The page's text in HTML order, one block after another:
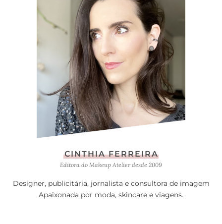
CINTHIA FERREIRA
Editora do Makeup Atelier desde 2009
Designer, publicitária, jornalista e consultora de imagem
Apaixonada por moda, skincare e viagens.